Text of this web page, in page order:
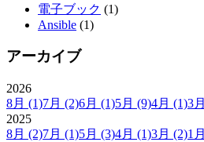
電子ブック (1)
Ansible (1)
アーカイブ
2026
8月 (1)7月 (2)6月 (1)5月 (9)4月 (1)3月
2025
8月 (2)7月 (1)5月 (3)4月 (1)3月 (2)1月